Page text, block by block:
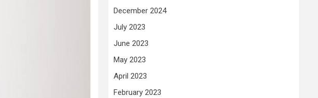
December 2024
July 2023
June 2023
May 2023
April 2023
February 2023